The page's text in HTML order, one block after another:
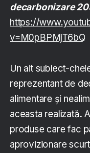
decarbonizare
https://
v=M0pBPMjT6bQ
Un alt subiect-
reprezentant de
alimentare și
aceasta realizată.
produse care fac
aprovizionare